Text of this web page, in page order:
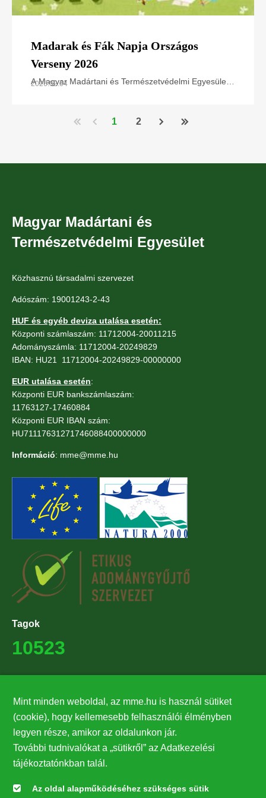
Madarak és Fák Napja Országos
Verseny 2026
A Magyar Madártani és Természetvédelmi Egyesület
2026.02.04
1 2
Magyar Madártani és
Természetvédelmi Egyesület
Közhasznú társadalmi szervezet
Adószám: 19001243-2-43
HUF és egyéb deviza utalása esetén:
Központi számlaszám: 11712004-20011215
Adományszámla: 11712004-20249829
IBAN: HU21 11712004-20249829-00000000
EUR utalása esetén:
Központi EUR bankszámlaszám:
11763127-17460884
Központi EUR IBAN szám:
HU71117631271746088400000000
Információ: mme@mme.hu
Tagok
10523
27224
Hírlevél feliratkozás
Értesüljön elsőként legfrissebb híreinkről, eseményeinkről!
Mint minden weboldal, az mme.hu is használ sütiket
(cookie), hogy kellemesebb felhasználói élményben
legyen része, amikor az oldalunkon jár.
További tudnivalókat a „sütikről” az Adatkezelési
tájékoztatónkban talál.
Az oldal alapműködéséhez szükséges sütik